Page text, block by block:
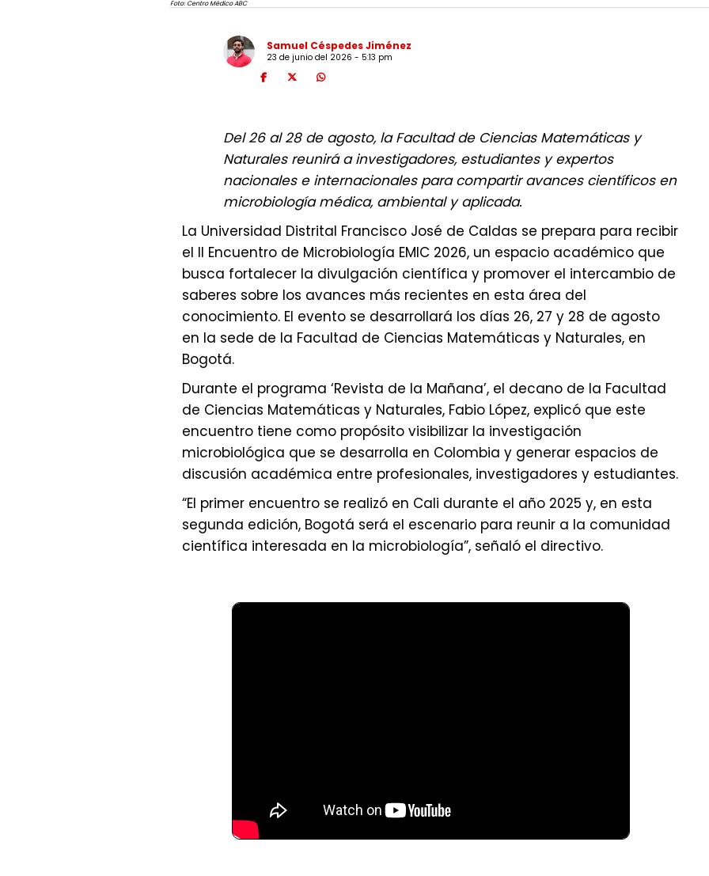
Foto: Centro Médico ABC
Samuel Céspedes Jiménez
23 de junio del 2026 - 5:13 pm
Del 26 al 28 de agosto, la Facultad de Ciencias Matemáticas y
Naturales reunirá a investigadores, estudiantes y expertos
nacionales e internacionales para compartir avances científicos en
microbiología médica, ambiental y aplicada.
La Universidad Distrital Francisco José de Caldas se prepara para recibir
el II Encuentro de Microbiología EMIC 2026, un espacio académico que
busca fortalecer la divulgación científica y promover el intercambio de
saberes sobre los avances más recientes en esta área del
conocimiento. El evento se desarrollará los días 26, 27 y 28 de agosto
en la sede de la Facultad de Ciencias Matemáticas y Naturales, en
Bogotá.
Durante el programa ‘Revista de la Mañana’, el decano de la Facultad
de Ciencias Matemáticas y Naturales, Fabio López, explicó que este
encuentro tiene como propósito visibilizar la investigación
microbiológica que se desarrolla en Colombia y generar espacios de
discusión académica entre profesionales, investigadores y estudiantes.
“El primer encuentro se realizó en Cali durante el año 2025 y, en esta
segunda edición, Bogotá será el escenario para reunir a la comunidad
científica interesada en la microbiología”, señaló el directivo.